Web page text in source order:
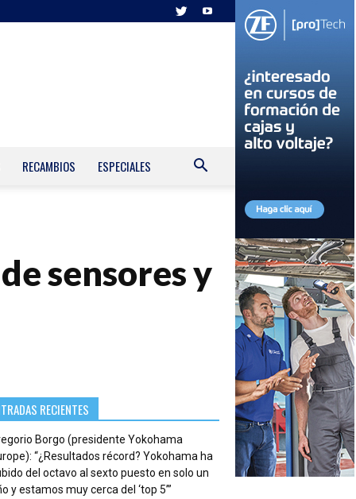
RECAMBIOS ESPECIALES
sensores y
RECIENTES
Borgo (presidente Yokohama
“¿Resultados récord? Yokohama ha
del octavo al sexto puesto en solo un
y estamos muy cerca del ‘top 5’”